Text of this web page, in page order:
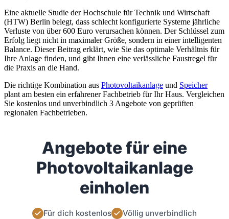
Eine aktuelle Studie der Hochschule für Technik und Wirtschaft
(HTW) Berlin belegt, dass schlecht konfigurierte Systeme jährliche
Verluste von über 600 Euro verursachen können. Der Schlüssel zum
Erfolg liegt nicht in maximaler Größe, sondern in einer intelligenten
Balance. Dieser Beitrag erklärt, wie Sie das optimale Verhältnis für
Ihre Anlage finden, und gibt Ihnen eine verlässliche Faustregel für
die Praxis an die Hand.
Die richtige Kombination aus Photovoltaikanlage und Speicher
plant am besten ein erfahrener Fachbetrieb für Ihr Haus. Vergleichen
Sie kostenlos und unverbindlich 3 Angebote von geprüften
regionalen Fachbetrieben.
Angebote für eine
Photovoltaikanlage
einholen
Für dich kostenlos
Völlig unverbindlich